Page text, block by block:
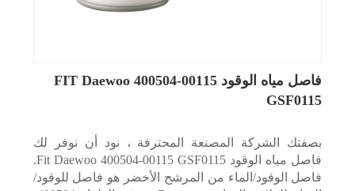
فاصل مياه الوقود FIT Daewoo 400504-00115
GSF0115
بصفتك الشركة المصنعة المحترفة ، نود أن نوفر لك
فاصل مياه الوقود Fit Daewoo 400504-00115 GSF0115.
فاصل الوقود/الماء من المرشح الأخضر هو فاصل للوقود/